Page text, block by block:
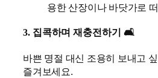
용한 산장이나 바닷가로
3. 집콕하며 재충전하기 🛋️
바쁜 명절 대신 조용히 보내고
즐겨보세요.